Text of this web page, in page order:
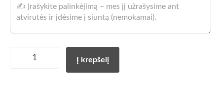
Į krepšelį